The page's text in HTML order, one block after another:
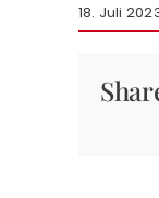
18. Juli